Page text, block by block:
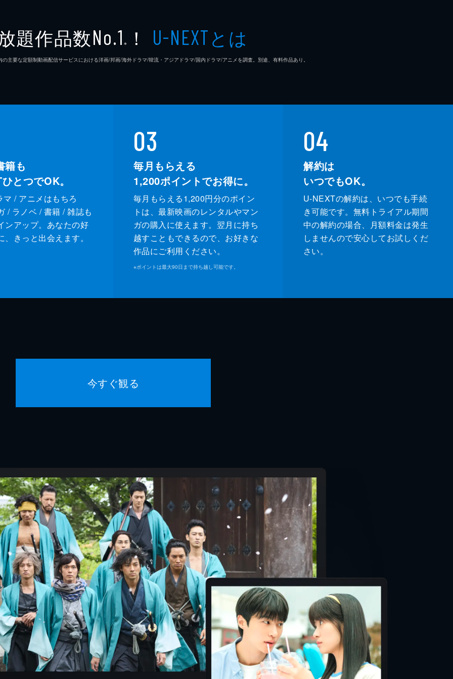
題作品数No.1 ※ ！ U-NEXTとは
主要な定額制動画配信サービスにおける洋画/邦画/海外ドラマ/韓流・アジアドラマ/国内ドラマ/アニメを調査。別途、有料作品あり。
籍も
とつでOK。
マ / アニメはもちろ
/ ラノベ / 書籍 / 雑誌も
ンアップ。あなたの好
、きっと出会えます。
03
毎月もらえる
1,200ポイントでお得に。
毎月もらえる1,200円分のポイン
トは、最新映画のレンタルやマン
ガの購入に使えます。翌月に持ち
越すこともできるので、お好きな
作品にご利用ください。
※ポイントは最大90日まで持ち越し可能です。
04
解約は
いつでもOK。
U-NEXTの解約は、いつでも手続
き可能です。無料トライアル期間
中の解約の場合、月額料金は発生
しませんので安心してお試しくだ
さい。
今すぐ観る